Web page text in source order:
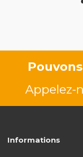
Appelez-
Informations